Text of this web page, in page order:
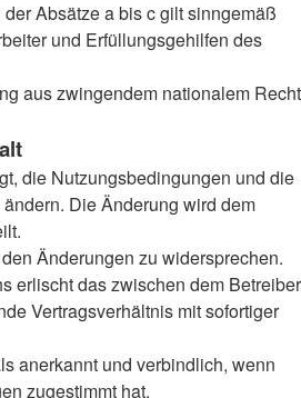
Absätze a bis c gilt sinngemäß
und Erfüllungsgehilfen des
aus zwingendem nationalem Recht
die Nutzungsbedingungen und die
Die Änderung wird dem
Änderungen zu widersprechen.
erlischt das zwischen dem Betreiber
Vertragsverhältnis mit sofortiger
anerkannt und verbindlich, wenn
zugestimmt hat.